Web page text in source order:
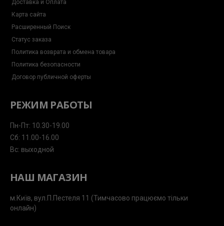
Доставка и Оплата
Карта сайта
Расширенный Поиск
Статус заказа
Политика возврата и обмена товара
Политика безопасности
Договор публичной оферты
РЕЖИМ РАБОТЫ
Пн-Пт: 10.30-19.00
Сб: 11.00-16.00
Вс: выходной
НАШ МАГАЗИН
м.Київ, вул.П.Пестеля 11 (Тимчасово працюємо тільки
онлайн)